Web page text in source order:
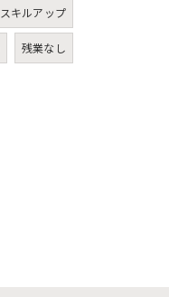
スキルアップ
残業なし